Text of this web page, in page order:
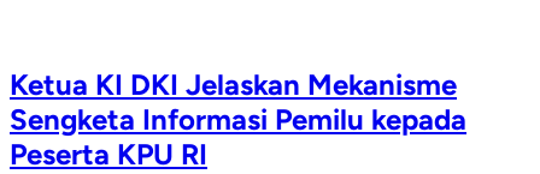
Ketua KI DKI Jelaskan Mekanisme
Sengketa Informasi Pemilu kepada
Peserta KPU RI